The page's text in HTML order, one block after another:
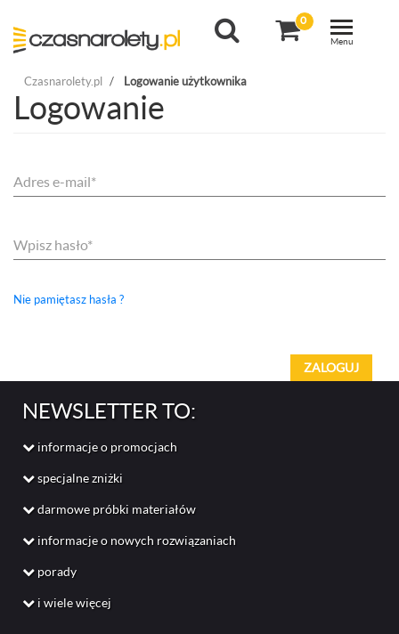
0
Toggle
navigation
Menu
Czasnarolety.pl Logowanie użytkownika
Logowanie
Adres e-mail*
Wpisz hasło*
Nie pamiętasz hasła ?
ZALOGUJ
NEWSLETTER TO:
informacje o promocjach
specjalne zniżki
darmowe próbki materiałów
informacje o nowych rozwiązaniach
porady
i wiele więcej